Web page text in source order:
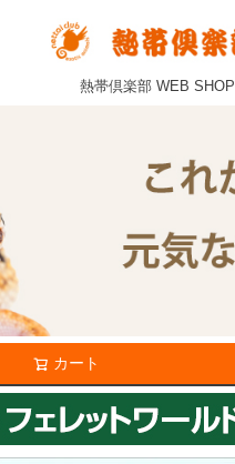
熱帯倶楽部 WEB SHOP
カート